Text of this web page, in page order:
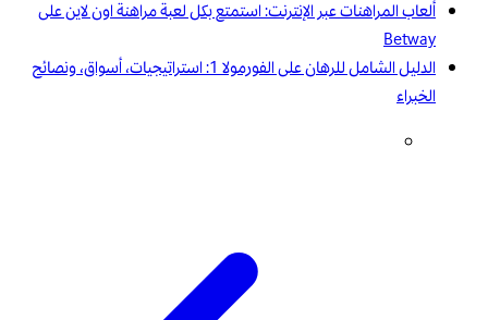
ألعاب المراهنات عبر الإنترنت: استمتع بكل لعبة مراهنة اون لاين على
Betway
الدليل الشامل للرهان على الفورمولا 1: استراتيجيات، أسواق، ونصائح
الخبراء